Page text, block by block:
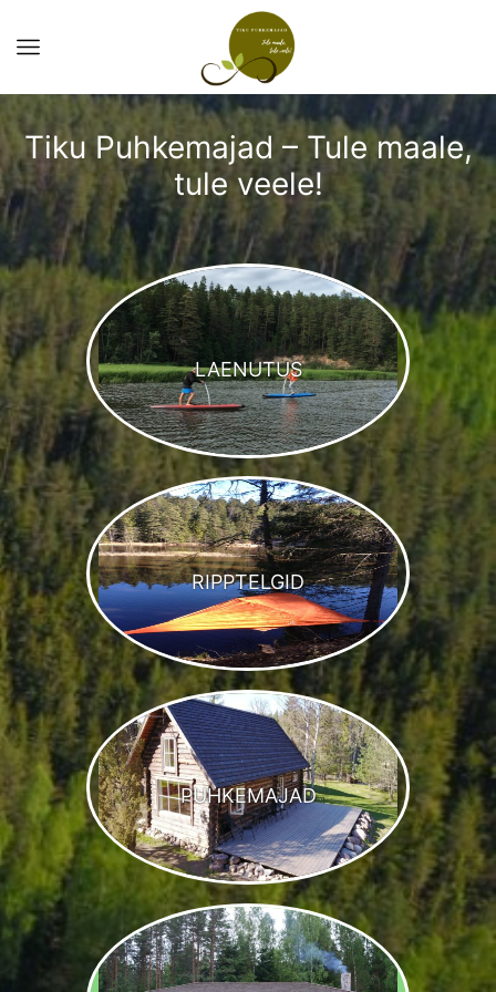
Tiku Puhkemajad – Tule maale,
tule veele!
LAENUTUS
RIPPTELGID
PUHKEMAJAD